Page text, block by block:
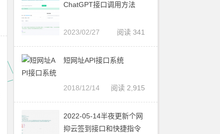
ChatGPT接口调用方法
阅读 341
2023/02/27
短网址API接口系统
阅读 2,915
2018/12/14
2022-05-14半夜更新个网
抑云签到接口和快捷指令